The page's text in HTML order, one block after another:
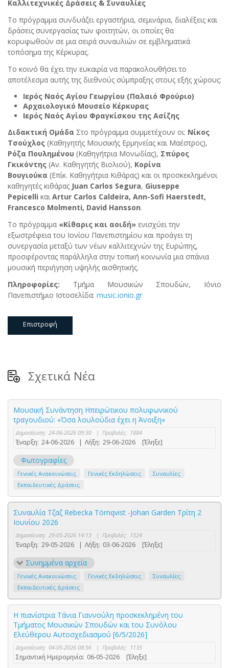
Καλλιτεχνικές Δράσεις & Συναυλίες
Το πρόγραμμα συνδυάζει εργαστήρια, σεμινάρια, διαλέξεις και
δράσεις συνεργασίας των φοιτητών, οι οποίες θα
κορυφωθούν σε μια σειρά συναυλιών σε εμβληματικά
τοπόσημα της Κέρκυρας.
Το κοινό θα έχει την ευκαιρία να παρακολουθήσει το
αποτέλεσμα αυτής της διεθνούς σύμπραξης στους εξής χώρους:
Ιερός Ναός Αγίου Γεωργίου (Παλαιό Φρούριο)
Αρχαιολογικό Μουσείο Κέρκυρας
Ιερός Ναός Αγίου Φραγκίσκου της Ασίζης
Διδακτική Ομάδα Στο πρόγραμμα συμμετέχουν οι: Νίκος
Τσούχλος (Καθηγητής Μουσικής Ερμηνείας και Μαέστρος),
Ρόζα Πουλημένου (Καθηγήτρια Μονωδίας), Σπύρος
Γκικόντης (Αν. Καθηγητής Βιολιού), Κορίνα
Βουγιούκα (Επίκ. Καθηγήτρια Κιθάρας) και οι προσκεκλημένοι
καθηγητές κιθάρας Juan Carlos Segura, Giuseppe
Pepicelli και Artur Carlos Caldeira, Ann-Sofi Haerstedt,
Francesco Molmenti, David Hansson.
Το πρόγραμμα «Κίθαρις και αοιδή» ενισχύει την
εξωστρέφεια του Ιονίου Πανεπιστημίου και προάγει τη
συνεργασία μεταξύ των νέων καλλιτεχνών της Ευρώπης,
προσφέροντας παράλληλα στην τοπική κοινωνία μια σπάνια
μουσική περιήγηση υψηλής αισθητικής.
Πληροφορίες: Τμήμα Μουσικών Σπουδών, Ιόνιο
Πανεπιστήμιο Ιστοσελίδα: music.ionio.gr
Επιστροφή
Σχετικά Νέα
Μουσική Συνάντηση Ηπειρώτικου πολυφωνικού
τραγουδιού: «Όσα λουλούδια έχει η Άνοιξη»
Δημοσίευση: 24-06-2026 09:30 | Προβολές: 1884
Έναρξη: 24-06-2026 | Λήξη: 29-06-2026 [Έληξε]
Φωτογραφίες
Γενικές Ανακοινώσεις Γενικές Εκδηλώσεις
Συναυλίες
Εκπαιδευτικές Δράσεις
Συναυλία Τζαζ Rebecka Törnqvist -Johan Garden Τρίτη 2
Ιουνίου 2026
Δημοσίευση: 29-05-2026 14:13 | Προβολές: 1524
Έναρξη: 29-05-2026 | Λήξη: 03-06-2026 [Έληξε]
Συνημμένα αρχεία
Γενικές Ανακοινώσεις Γενικές Εκδηλώσεις
Συναυλίες
Εκπαιδευτικές Δράσεις
Η πιανίστρια Τάνια Γιαννούλη προσκεκλημένη του
Τμήματος Μουσικών Σπουδών και του Συνόλου
Ελεύθερου Αυτοσχεδιασμού [6/5/2026]
Δημοσίευση: 04-05-2026 08:56 | Προβολές: 1135
Σημαντική Ημερομηνία: 06-05-2026 [Έληξε]